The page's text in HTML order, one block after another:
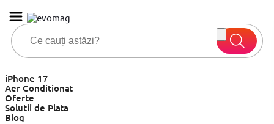
iPhone 17
Aer Conditionat
Oferte
Solutii de Plata
Blog